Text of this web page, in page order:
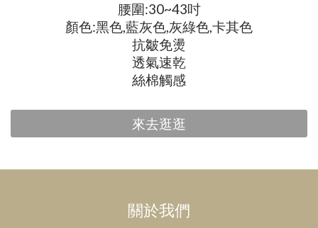
腰圍:30~43吋
顏色:黑色,藍灰色,灰綠色,卡其色
抗皺免燙
透氣速乾
絲棉觸感
來去逛逛
關於我們